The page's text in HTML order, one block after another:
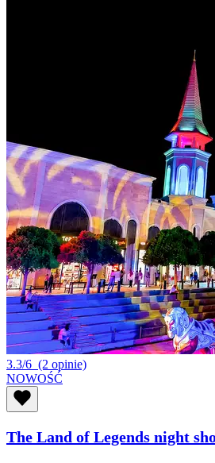
3.3/6 (2 opinie)
NOWOŚĆ
The Land of Legends night